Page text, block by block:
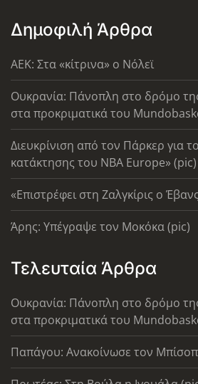
Δημοφιλή Άρθρα
AEK: Στα «κίτρινα» ο Νόλεϊ
Ουκρανία: Πάνοπλη στο δρόμο
στα προκριματικά του
Διευκρίνιση από τον Πάρκερ για
κατάκτησης του ΝΒΑ Europe» (pic)
«Επιστρέφει στη Ζαλγκίρις ο
Άρης: Υπέγραψε τον Μοκόκα (pic)
Τελευταία Άρθρα
Ουκρανία: Πάνοπλη στο δρόμο
στα προκριματικά του
Παπάγου: Ανακοίνωσε τον